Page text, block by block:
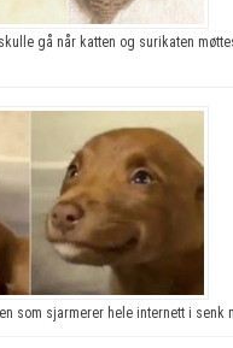
gå når katten og surikaten
som sjarmerer hele internett i senk